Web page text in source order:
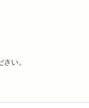
い。